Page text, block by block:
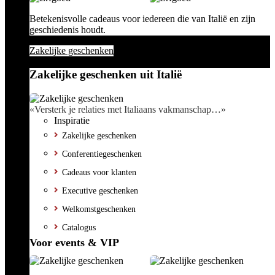
Betekenisvolle cadeaus voor iedereen die van Italië en zijn
geschiedenis houdt.
Zakelijke geschenken
Zakelijke geschenken uit Italië
«Versterk je relaties met Italiaans vakmanschap…»
Inspiratie
Zakelijke geschenken
Conferentiegeschenken
Cadeaus voor klanten
Executive geschenken
Welkomstgeschenken
Catalogus
Voor events & VIP